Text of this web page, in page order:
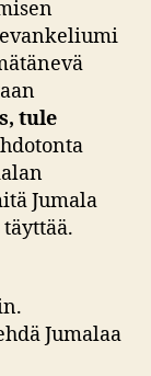
tule
Jumala
Jumalaa